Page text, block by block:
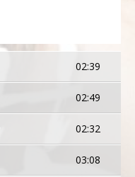
02:39
02:49
02:32
03:08